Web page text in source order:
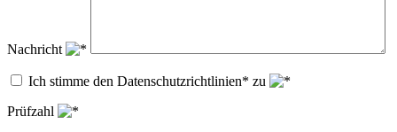
Nachricht
Ich stimme den Datenschutzrichtlinien* zu
Prüfzahl